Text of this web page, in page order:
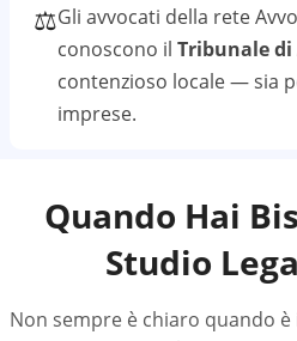
⚖️Gli avvocati della rete
conoscono il Tribunale di
contenzioso locale — sia
imprese.
Quando Hai
Studio
Non sempre è chiaro quando